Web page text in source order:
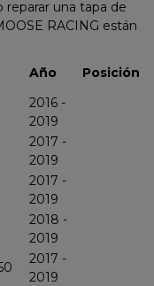
reparar una tapa de
RACING están
Año Posición
2016 -
2019
2017 -
2019
2017 -
2019
2018 -
2019
2017 -
2019